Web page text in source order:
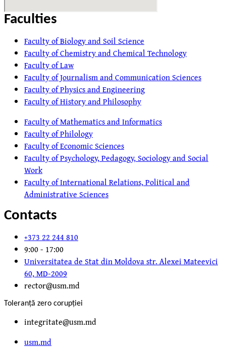
Faculties
Faculty of Biology and Soil Science
Faculty of Chemistry and Chemical Technology
Faculty of Law
Faculty of Journalism and Communication Sciences
Faculty of Physics and Engineering
Faculty of History and Philosophy
Faculty of Mathematics and Informatics
Faculty of Philology
Faculty of Economic Sciences
Faculty of Psychology, Pedagogy, Sociology and Social
Work
Faculty of International Relations, Political and
Administrative Sciences
Contacts
+373 22 244 810
9:00 - 17:00
Universitatea de Stat din Moldova str. Alexei Mateevici
60, MD-2009
rector@usm.md
Toleranță zero corupției
integritate@usm.md
usm.md